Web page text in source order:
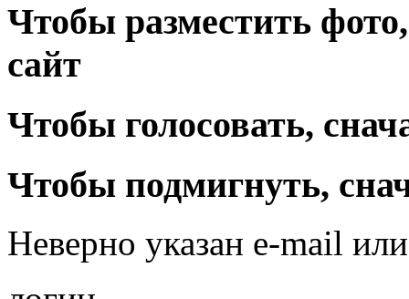
Чтобы разместить
сайт
Чтобы голосовать,
Чтобы подмигнуть,
Неверно указан e-mail